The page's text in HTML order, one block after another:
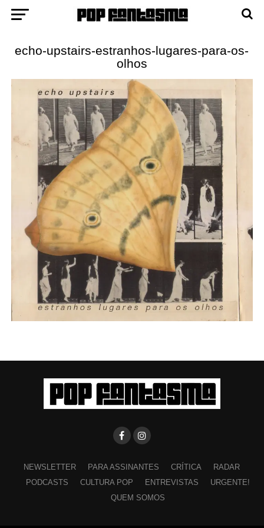
echo-upstairs-estranhos-lugares-para-os-
olhos
NEWSLETTER PARA ASSINANTES CRÍTICA
RADAR
PODCASTS
CULTURA POP ENTREVISTAS
URGENTE!
QUEM SOMOS